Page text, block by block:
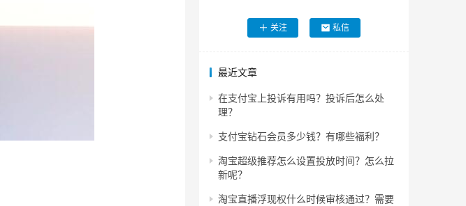
关注 私信
最近文章
在支付宝上投诉有用吗？投诉后怎么处
理？
支付宝钻石会员多少钱？有哪些福利？
淘宝超级推荐怎么设置投放时间？怎么拉
新呢？
淘宝直播浮现权什么时候审核通过？需要